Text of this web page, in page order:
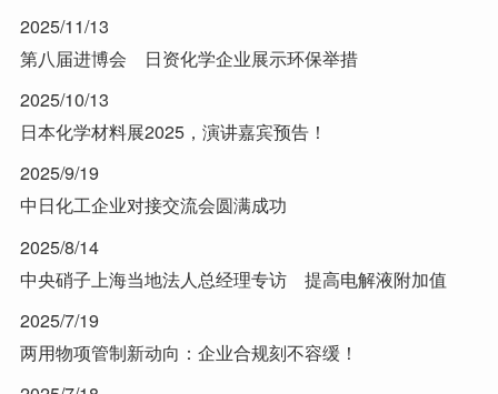
2025/11/13
第八届进博会 日资化学企业展示环保举措
2025/10/13
日本化学材料展2025，演讲嘉宾预告！
2025/9/19
中日化工企业对接交流会圆满成功
2025/8/14
中央硝子上海当地法人总经理专访 提高电解液附加值
2025/7/19
两用物项管制新动向：企业合规刻不容缓！